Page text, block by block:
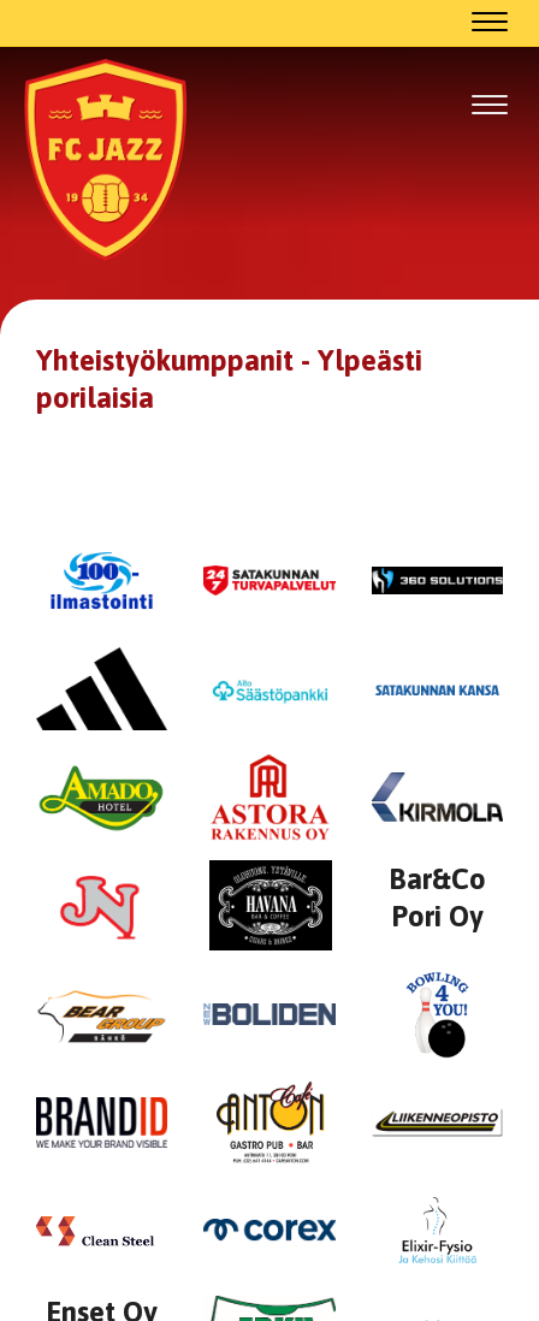
Yhteistyökumppanit - Ylpeästi
porilaisia
Bar&Co
Pori Oy
Enset Oy